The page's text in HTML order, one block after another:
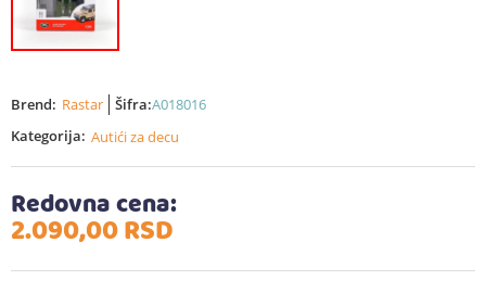
Brend: Rastar Šifra:A018016
Kategorija: Autići za decu
Redovna cena:
2.090,00RSD